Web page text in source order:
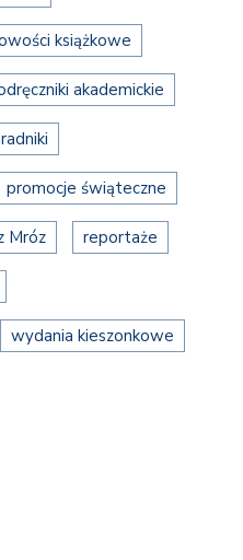
książkowe
akademickie
promocje świąteczne
Mróz reportaże
wydania kieszonkowe